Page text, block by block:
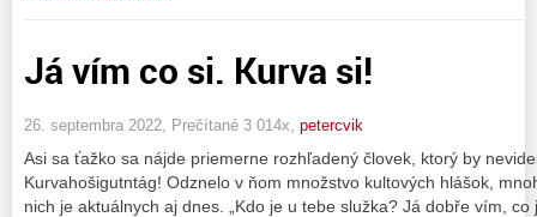
Já vím co si. Kurva si!
26. septembra 2022, Prečítané 3 014x, petercvik
Asi sa ťažko sa nájde priemerne rozhľadený človek, ktorý by
Kurvahošigutntág! Odznelo v ňom množstvo kultových hlášok,
nich je aktuálnych aj dnes. „Kdo je u tebe služka? Já dobře vím,